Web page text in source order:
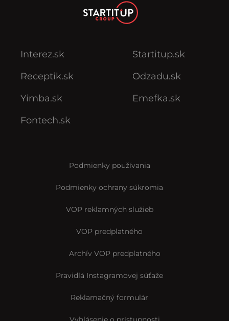
Interez.sk
Receptik.sk
Yimba.sk
Fontech.sk
Startitup.sk
Odzadu.sk
Emefka.sk
Podmienky používania
Podmienky ochrany súkromia
VOP reklamných služieb
VOP predplatného
Archív VOP predplatného
Pravidlá Instagramovej súťaže
Reklamačný formulár